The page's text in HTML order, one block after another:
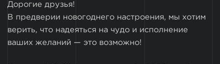
Дорогие друзья!
В предверии новогоднего настроения, мы хотим
верить, что надеяться на чудо и исполнение
ваших желаний — это возможно!